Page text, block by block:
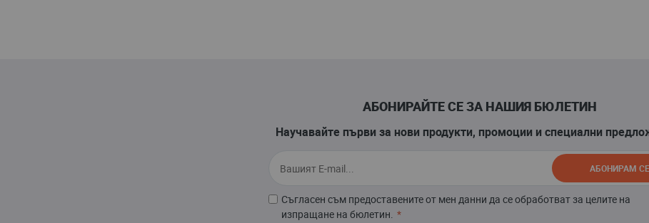
АБОНИРАЙТЕ СЕ ЗА НАШИЯ БЮЛЕТИН
Научавайте първи за нови продукти, промоции и специални
Съгласен съм предоставените от мен данни да се обработват за целите на
изпращане на бюлетин.
АБОНИРАМ СЕ